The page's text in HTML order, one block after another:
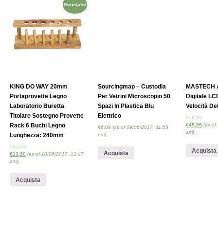
Scontato!
KING DO WAY 20mm
Portaprovette Legno
Laboratorio Buretta
Titolare Sostegno Provette
Rack 6 Buchi Legno
Lunghezza: 240mm
€31,59
€13,90 (as of 10/06/2017, 12:47
am)
Acquista
Sourcingmap – Custodia
Per Vetrini Microscopio 50
Spazi In Plastica Blu
Elettrico
€6,09 (as of 09/06/2017, 11:55
pm)
Acquista
Digitale
Velocità
€68,99
€49,99 (as of
am)
Acquista